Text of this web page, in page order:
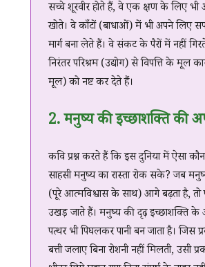
सच्चे शूरवीर होते हैं, वे एक क्षण के लिए भी
खोते। वे काँटों (बाधाओं) में भी अपने लिए
मार्ग बना लेते हैं। वे संकट के पैरों में नहीं
निरंतर परिश्रम (उद्योग) से विपत्ति के मूल
मूल) को नष्ट कर देते हैं।
2. मनुष्य की इच्छाशक्ति की
कवि प्रश्न करते हैं कि इस दुनिया में ऐसा
साहसी मनुष्य का रास्ता रोक सके? जब
(पूरे आत्मविश्वास के साथ) आगे बढ़ता है, तो
उखड़ जाते हैं। मनुष्य की दृढ़ इच्छाशक्ति
पत्थर भी पिघलकर पानी बन जाता है। जिस
बत्ती जलाए बिना रोशनी नहीं मिलती, उसी